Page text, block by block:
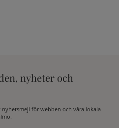
nyheter och
för webben och våra lokala